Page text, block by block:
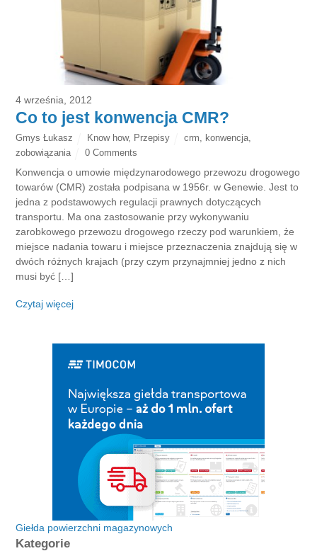
4 września, 2012
Co to jest konwencja CMR?
Gmys Łukasz Know how, Przepisy crm, konwencja,
zobowiązania
0 Comments
Konwencja o umowie międzynarodowego przewozu drogowego
towarów (CMR) została podpisana w 1956r. w Genewie. Jest to
jedna z podstawowych regulacji prawnych dotyczących
transportu. Ma ona zastosowanie przy wykonywaniu
zarobkowego przewozu drogowego rzeczy pod warunkiem, że
miejsce nadania towaru i miejsce przeznaczenia znajdują się w
dwóch różnych krajach (przy czym przynajmniej jedno z nich
musi być […]
Czytaj więcej
Giełda powierzchni magazynowych
Kategorie